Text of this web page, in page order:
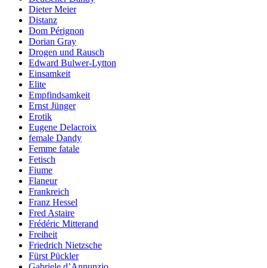
Dieter Meier
Distanz
Dom Pérignon
Dorian Gray
Drogen und Rausch
Edward Bulwer-Lytton
Einsamkeit
Elite
Empfindsamkeit
Ernst Jünger
Erotik
Eugene Delacroix
female Dandy
Femme fatale
Fetisch
Fiume
Flaneur
Frankreich
Franz Hessel
Fred Astaire
Frédéric Mitterand
Freiheit
Friedrich Nietzsche
Fürst Pückler